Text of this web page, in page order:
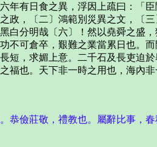
有日食之異，浮因上疏曰：「
政，〔二〕鴻範別災異之文，〔
分明哉〔六〕！然以堯舜之盛
可倉卒，艱難之業當累日也。
，求媚上意。二千石及長吏迫
也。天下非一時之用也，海內
儉莊敬，禮教也。屬辭比事，春